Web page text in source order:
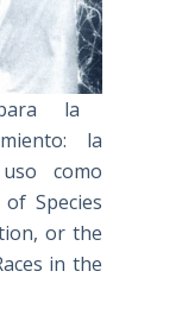
la
la
como
Species
or the
in the